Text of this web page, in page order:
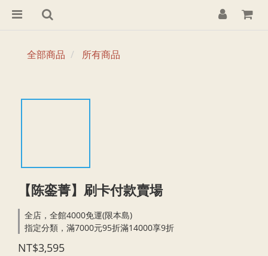
全部商品 所有商品
【陈銮菁】刷卡付款賣場
全店，全館4000免運(限本島)
指定分類，滿7000元95折滿14000享9折
NT$3,595